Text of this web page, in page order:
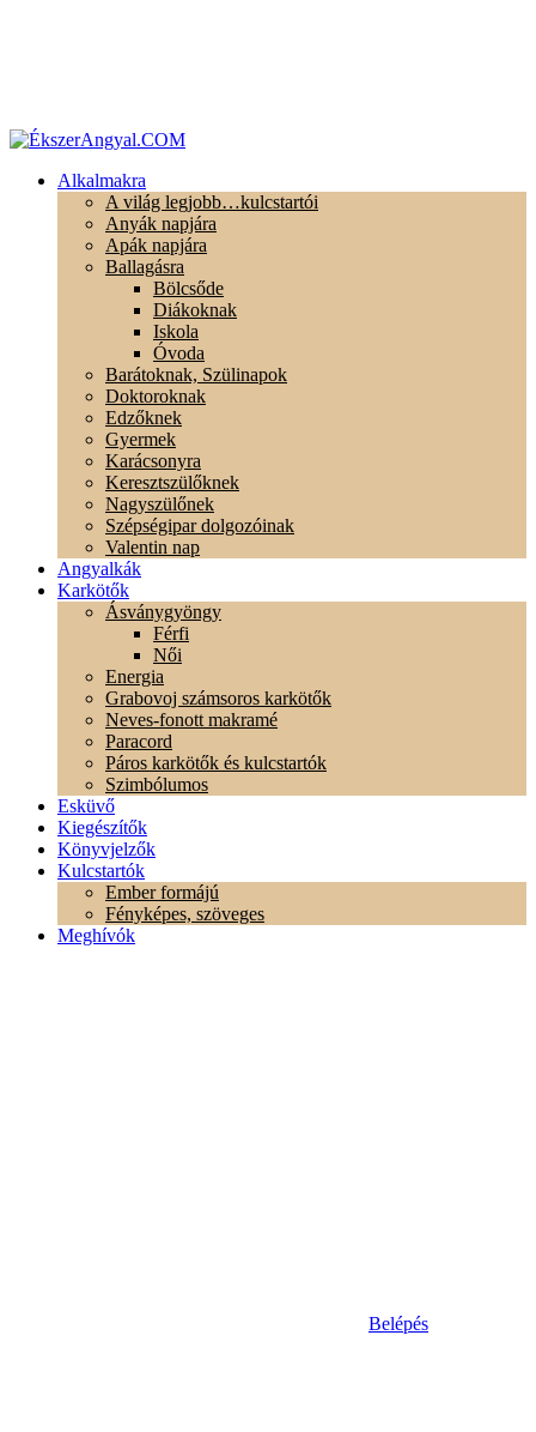
Alkalmakra
A világ legjobb…kulcstartói
Anyák napjára
Apák napjára
Ballagásra
Bölcsőde
Diákoknak
Iskola
Óvoda
Barátoknak, Szülinapok
Doktoroknak
Edzőknek
Gyermek
Karácsonyra
Keresztszülőknek
Nagyszülőnek
Szépségipar dolgozóinak
Valentin nap
Angyalkák
Karkötők
Ásványgyöngy
Férfi
Női
Energia
Grabovoj számsoros karkötők
Neves-fonott makramé
Paracord
Páros karkötők és kulcstartók
Szimbólumos
Esküvő
Kiegészítők
Könyvjelzők
Kulcstartók
Ember formájú
Fényképes, szöveges
Meghívók
Belépés